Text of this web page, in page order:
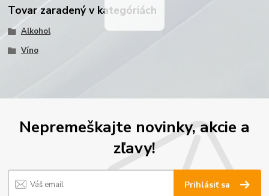
Tovar zaradený v kategóriách
Alkohol
Víno
Nepremeškajte novinky, akcie a
zľavy!
Prihlásiť sa